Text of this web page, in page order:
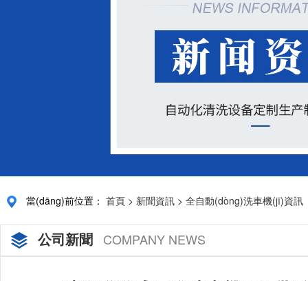
當(dāng)前位置： 首頁 > 新聞資訊 > 全自動(dòng)洗車機(jī)資訊
公司新聞 COMPANY NEWS